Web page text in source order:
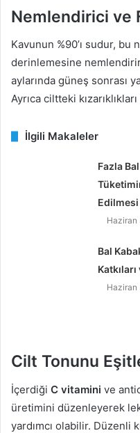
Nemlendirici ve
Kavunun %90’ı sudur,
derinlemesine
aylarında güneş sonrası
Ayrıca ciltteki
İlgili Makaleler
Fazla
Haziran
Bal
Katkıları
Haziran
Cilt Tonunu
İçerdiği C vitamini ve
üretimini düzenleyerek
yardımcı olabilir. Düzenli